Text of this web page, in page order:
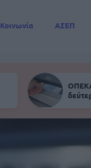
Κοινωνία ΑΣΕΠ